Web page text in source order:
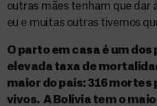
outras mães tenham que dar
eu e muitas outras tivemos
O parto em casa é um
elevada taxa de
maior do país: 316 mortes
vivos. A Bolívia tem o